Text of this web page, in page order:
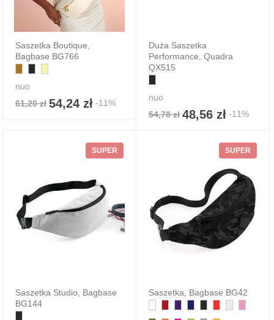
Saszetka Boutique,
Bagbase BG766
nuo
61,20 zł 54,24 zł -11%
Duża Saszetka
Performance, Quadra
QX515
nuo
54,78 zł 48,56 zł -11%
SUPER
Saszetka Studio, Bagbase
BG144
SUPER
Saszetka, Bagbase BG42